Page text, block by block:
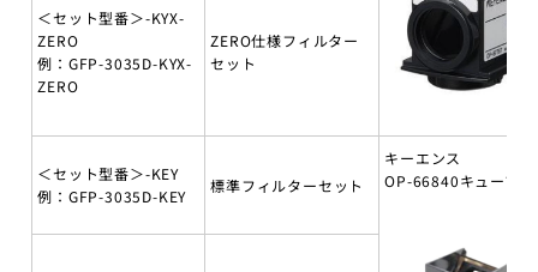
＜セット型番＞-KYX-
ZERO
例：GFP-3035D-KYX-
ZERO
ZERO仕様フィルター
セット
＜セット型番＞-KEY
例：GFP-3035D-KEY
標準フィルターセット
キーエンス
OP-66840キューブ付